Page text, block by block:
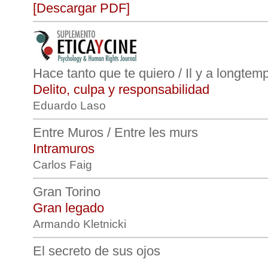
[Descargar PDF]
Hace tanto que te quiero / Il y a
Delito, culpa y responsabilidad
Eduardo Laso
Entre Muros / Entre les murs
Intramuros
Carlos Faig
Gran Torino
Gran legado
Armando Kletnicki
El secreto de sus ojos